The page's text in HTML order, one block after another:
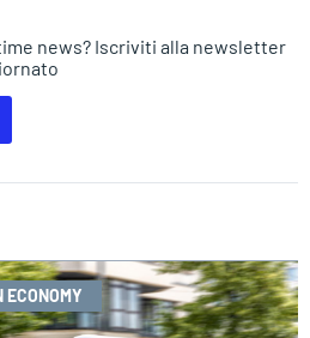
news? Iscriviti alla newsletter
ECONOMY